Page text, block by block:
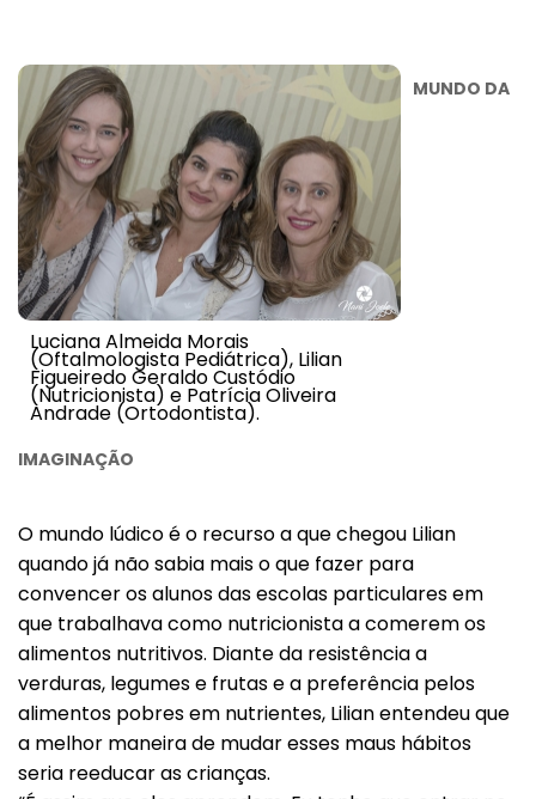
Luciana Almeida Morais
(Oftalmologista Pediátrica), Lilian
Figueiredo Geraldo Custódio
(Nutricionista) e Patrícia Oliveira
Andrade (Ortodontista).
MUNDO DA
IMAGINAÇÃO
O mundo lúdico é o recurso a que chegou Lilian
quando já não sabia mais o que fazer para
convencer os alunos das escolas particulares em
que trabalhava como nutricionista a comerem os
alimentos nutritivos. Diante da resistência a
verduras, legumes e frutas e a preferência pelos
alimentos pobres em nutrientes, Lilian entendeu que
a melhor maneira de mudar esses maus hábitos
seria reeducar as crianças.